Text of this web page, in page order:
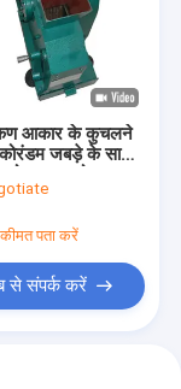
आकार के कुचलने
जबड़े के साथ
पता करें
से संपर्क करें